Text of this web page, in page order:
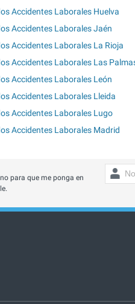
Accidentes Laborales Huelva
Accidentes Laborales Jaén
Accidentes Laborales La Rioja
Accidentes Laborales Las
Accidentes Laborales León
Accidentes Laborales Lleida
Accidentes Laborales Lugo
Accidentes Laborales Madrid
para que me ponga en